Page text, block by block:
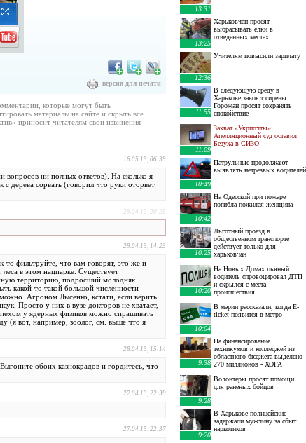
версия для печати
которые могут быть
материалы на сайте и скрыть все
приносит читателям свои извинения
16.05.13, 06:39
вопросов ни полных ответов). На сколько я
дерева сорвать (говорил что руки оторвет
29.04.13, 20:25
29.04.13, 14:23
то фильтруйте, что вам говорят, это же и
в этом нацпарке. Существует
территорию, подросший молодняк
какой-то такой большой численности
Агроном Лысенко, кстати, если верить
Просто у них в вузе докторов не хватает,
у ядерных физиков можно спрашивать
(я вот, например, зоолог, см. выше что я
28.04.13, 15:14
обоих казнокрадов и гордитесь, что
27.04.13, 22:39
27.04.13, 22:37
13:31
13:25
Харьковчан просят
выбрасывать елки в
отведенных местах
12:36
Учителям повысили зарплату
11:55
В следующую среду в
Харькове завоют сирены.
Горожан просят сохранять
спокойствие
11:09
Захват «Укрпочты»:
Апелляционный суд оставил
Безуха в СИЗО
10:49
Патрульные продолжают
выявлять нетрезвых водителей
10:42
На Одесской при пожаре
погибла пожилая женщина
10:25
Льготный проезд в
общественном транспорте
действует только для
харьковчан
10:20
На Новых Домах пьяный
водитель спровоцировал ДТП
и скрылся с места
происшествия
10:04
В мэрии рассказали, когда E-
ticket появится в метро
9:38
На финансирование
техникумов и колледжей из
областного бюджета выделено
270 миллионов - ХОГА
9:28
Волонтеры просят помощи
для раненых бойцов
9:20
В Харькове полицейские
задержали мужчину за сбыт
наркотиков